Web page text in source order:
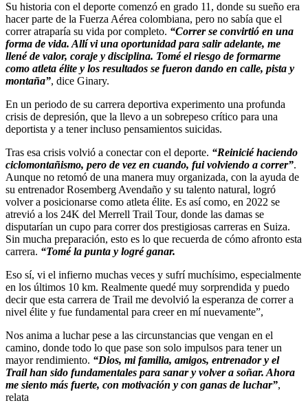
Su historia con el deporte comenzó en grado 11, donde su sueño era
hacer parte de la Fuerza Aérea colombiana, pero no sabía que el
correr atraparía su vida por completo. “Correr se convirtió en una
forma de vida.Allí vi una oportunidad para salir adelante, me
llené de valor, coraje y disciplina. Tomé el riesgo de formarme
como atleta élite y los resultados se fueron dando en calle, pista y
montaña”, dice Ginary.
En un periodo de su carrera deportiva experimento una profunda
crisis de depresión, que la llevo a un sobrepeso crítico para una
deportista y a tener incluso pensamientos suicidas.
Tras esa crisis volvió a conectar con el deporte. “Reinicié haciendo
ciclomontañismo, pero de vez en cuando, fui volviendo a correr”.
Aunque no retomó de una manera muy organizada, con la ayuda de
su entrenador Rosemberg Avendaño y su talento natural, logró
volver a posicionarse como atleta élite. Es así como, en 2022 se
atrevió a los 24K del Merrell Trail Tour, donde las damas se
disputarían un cupo para correr dos prestigiosas carreras en Suiza.
Sin mucha preparación, esto es lo que recuerda de cómo afronto esta
carrera. “Tomé la punta y logré ganar.
Eso sí, vi el infierno muchas veces y sufrí muchísimo, especialmente
en los últimos 10 km. Realmente quedé muy sorprendida y puedo
decir que esta carrera de Trail me devolvió la esperanza de correr a
nivel élite y fue fundamental para creer en mí nuevamente”,
Nos anima a luchar pese a las circunstancias que vengan en el
camino, donde todo lo que pase son solo impulsos para tener un
mayor rendimiento. “Dios, mi familia, amigos, entrenador y el
Trail han sido fundamentales para sanar y volver a soñar. Ahora
me siento más fuerte, con motivación y con ganas de luchar”,
relata